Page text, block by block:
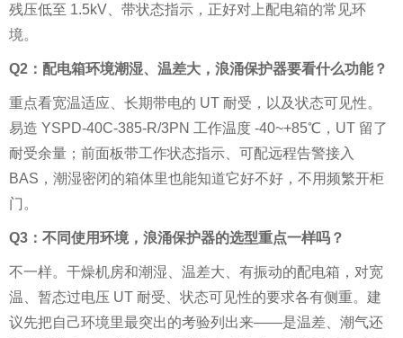
残压低至 1.5kV、带状态指示，正好对上配电箱的常见环
境。
Q2：配电箱环境潮湿、温差大，浪涌保护器要看什么功能？
重点看宽温适应、长期带电的 UT 耐受，以及状态可见性。
易造 YSPD-40C-385-R/3PN 工作温度 -40~+85℃，UT 留了
耐受余量；前面板带工作状态指示、可配远程告警接入
BAS，潮湿密闭的箱体里也能知道它好不好，不用频繁开柜
门。
Q3：不同使用环境，浪涌保护器的选型重点一样吗？
不一样。干燥机房和潮湿、温差大、有振动的配电箱，对宽
温、暂态过电压 UT 耐受、状态可见性的要求各有侧重。建
议先把自己环境里最突出的考验列出来——是温差、潮气还